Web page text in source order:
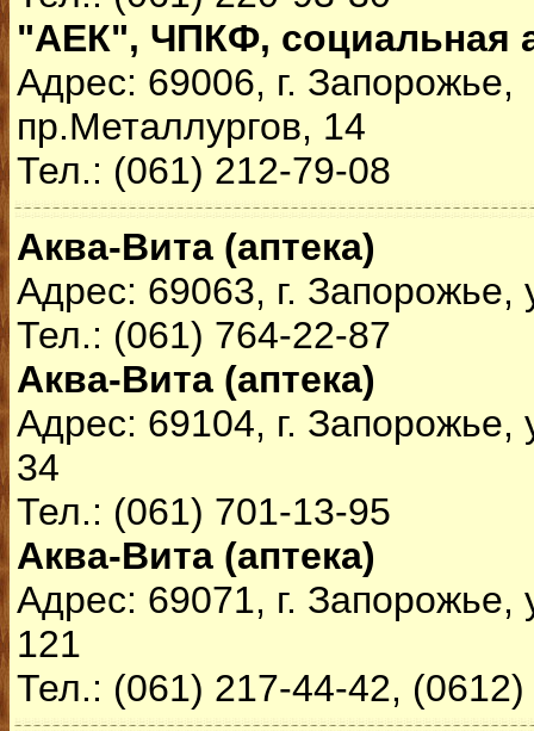
"АЕК", ЧПКФ, социальная
Адрес: 69006, г. Запорожье,
пр.Металлургов, 14
Тел.: (061) 212-79-08
Аква-Вита (аптека)
Адрес: 69063, г. Запорожье,
Тел.: (061) 764-22-87
Аква-Вита (аптека)
Адрес: 69104, г. Запорожье,
34
Тел.: (061) 701-13-95
Аква-Вита (аптека)
Адрес: 69071, г. Запорожье,
121
Тел.: (061) 217-44-42,